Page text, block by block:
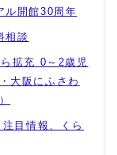
ル開館30周年
相談
拡充 0～2歳児
大阪にふさわ
目情報、くら